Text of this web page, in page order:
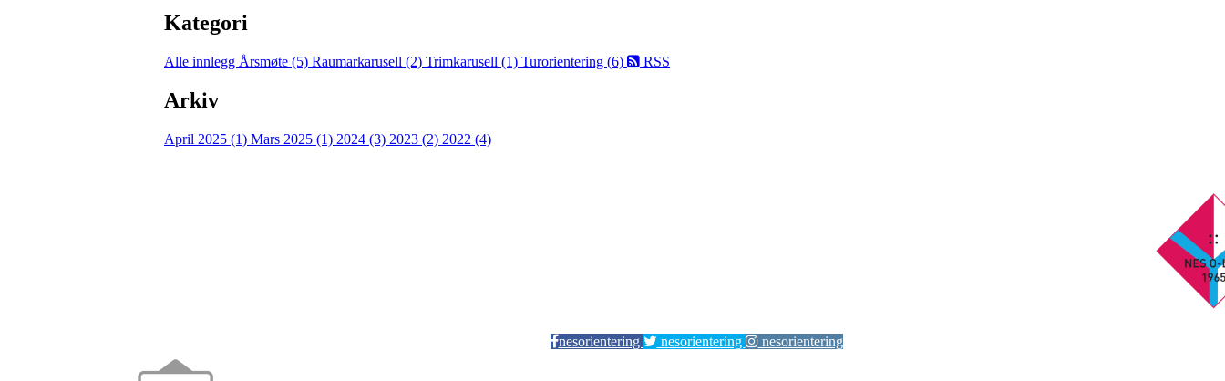
Kategori
Alle innlegg Årsmøte (5) Raumarkarusell (2) Trimkarusell (1) Turorientering (6) RSS
Arkiv
April 2025 (1) Mars 2025 (1) 2024 (3) 2023 (2) 2022 (4)
nesorientering nesorientering nesorientering